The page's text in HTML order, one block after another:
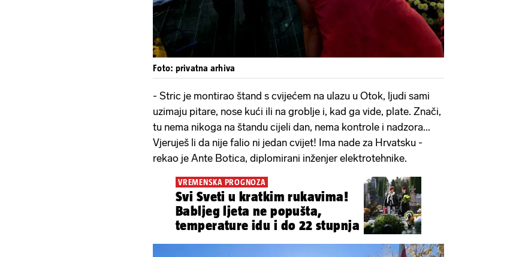
Foto: privatna arhiva
- Stric je montirao štand s cvijećem na ulazu u Otok, ljudi sami
uzimaju pitare, nose kući ili na groblje i, kad ga vide, plate. Znači,
tu nema nikoga na štandu cijeli dan, nema kontrole i nadzora...
Vjeruješ li da nije falio ni jedan cvijet! Ima nade za Hrvatsku -
rekao je Ante Botica, diplomirani inženjer elektrotehnike.
VREMENSKA PROGNOZA
Svi Sveti u kratkim rukavima!
Babljeg ljeta ne popušta,
temperature idu i do 22 stupnja